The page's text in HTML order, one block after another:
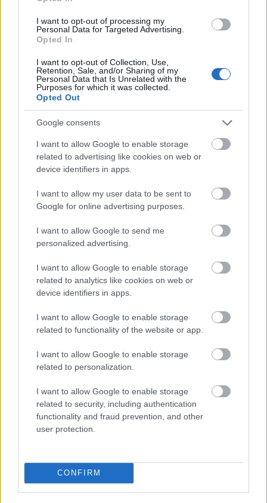
I want to opt-out of processing my
Personal Data for Targeted Advertising.
Opted In
I want to opt-out of Collection, Use,
Retention, Sale, and/or Sharing of my
Personal Data that Is Unrelated with the
Purposes for which it was collected.
Opted Out
Google consents
I want to allow Google to enable storage
related to advertising like cookies on web or
device identifiers in apps.
I want to allow my user data to be sent to
Google for online advertising purposes.
I want to allow Google to send me
personalized advertising.
I want to allow Google to enable storage
related to analytics like cookies on web or
device identifiers in apps.
I want to allow Google to enable storage
related to functionality of the website or app.
I want to allow Google to enable storage
related to personalization.
I want to allow Google to enable storage
related to security, including authentication
functionality and fraud prevention, and other
user protection.
CONFIRM
riesgo en Comunio. ¡Cuidado en
sobrepujar por ellos!
Diego Lainez (Betis, centrocampista, 1.230.000)
El mexicano cumplirá su cuarta temporada en el Betis con
Pellegrini, aunque no lo tendrá fácil por la competencia que
tiene en su posición: Tello, Joaquín, Aitor Ruibal….
En los tres años que lleva en Heliópolis ha disputado un
total de 48 partidos de Liga, pero sólo en 13 de ellos fue
competiciones europeas este año, lo que aumenta la
posibilidad de rotaciones y, por tanto, los minutos para el
Su valor actual es de 1,2 millones de euros, lo que le
convierte en una posible inversión sin mucho riesgo. Lainez
está disputando los Juegos Olímpicos y si México llega
lejos en el torneo podría no estar disponible para la primera